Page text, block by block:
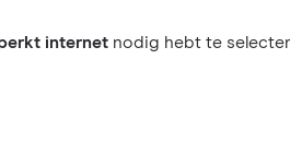
internet nodig hebt te